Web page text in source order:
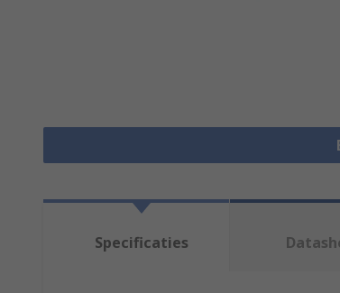
Specificaties